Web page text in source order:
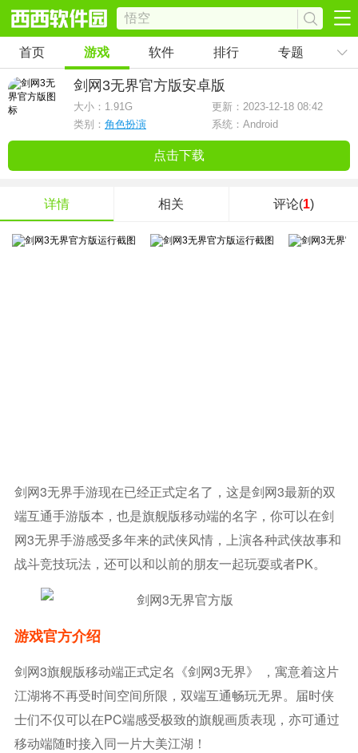
首页 游戏 软件 排行 专题
剑网3无界官方版安卓版
大小： 1.91G
更新：2023-12-18 08:42
类别： 角色扮演 系统：Android
点击下载
详情 相关 评论(1)
剑网3无界手游现在已经正式定名了，这是剑网3最新的双
端互通手游版本，也是旗舰版移动端的名字，你可以在剑
网3无界手游感受多年来的武侠风情，上演各种武侠故事和
战斗竞技玩法，还可以和以前的朋友一起玩耍或者PK。
游戏官方介绍
剑网3旗舰版移动端正式定名《剑网3无界》 ，寓意着这片
江湖将不再受时间空间所限，双端互通畅玩无界。届时侠
士们不仅可以在PC端感受极致的旗舰画质表现，亦可通过
移动端随时接入同一片大美江湖！